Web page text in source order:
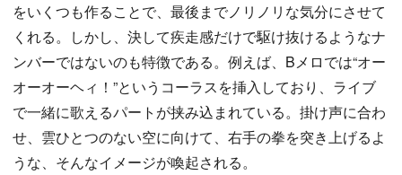
をいくつも作ることで、最後までノリノリな気分にさせて
くれる。しかし、決して疾走感だけで駆け抜けるようなナ
ンバーではないのも特徴である。例えば、Bメロでは“オー
オーオーヘィ！”というコーラスを挿入しており、ライブ
で一緒に歌えるパートが挟み込まれている。掛け声に合わ
せ、雲ひとつのない空に向けて、右手の拳を突き上げるよ
うな、そんなイメージが喚起される。